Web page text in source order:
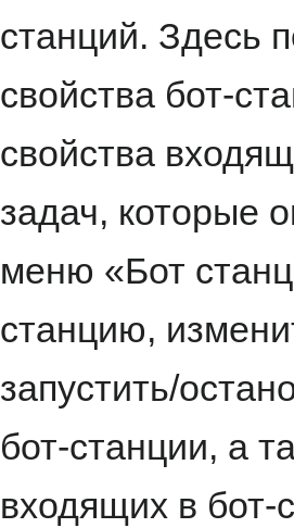
станций. Здесь
свойства бот-
свойства
задач, которые
меню «Бот
станцию,
запустить/
бот-станции, а
входящих в бот-